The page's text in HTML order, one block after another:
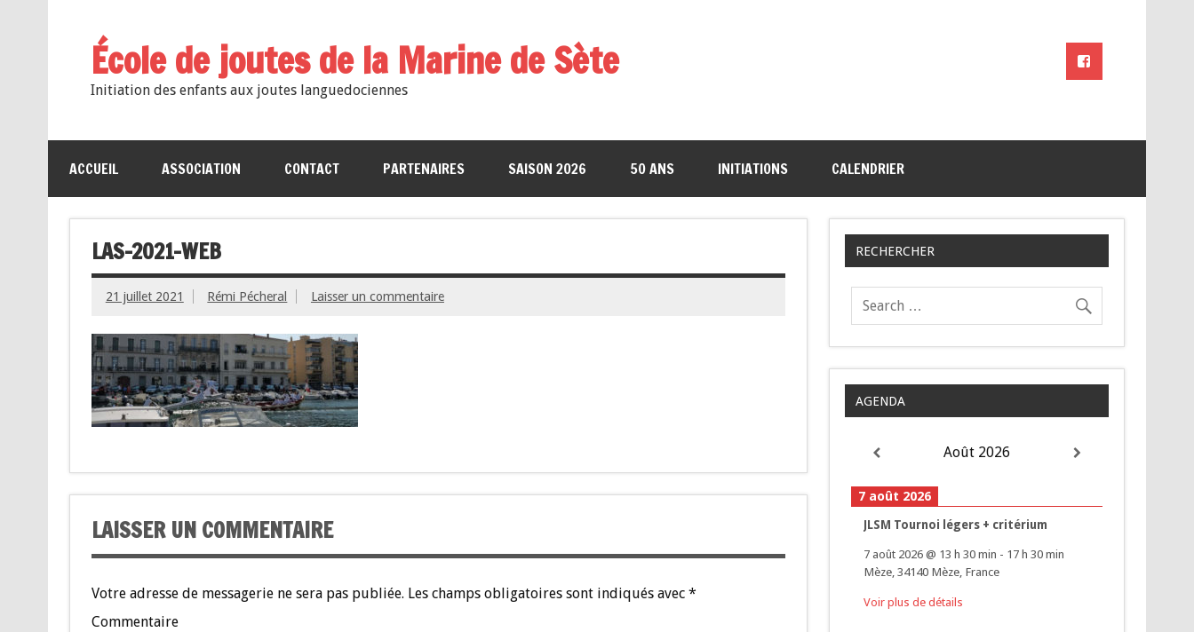
École de joutes de la Marine de Sète
Initiation des enfants aux joutes languedociennes
ACCUEIL ASSOCIATION CONTACT PARTENAIRES SAISON 2026 50 ANS INITIATIONS CALENDRIER
LAS-2021-WEB
21 juillet 2021 Rémi Pécheral Laisser un commentaire
LAISSER UN COMMENTAIRE
Votre adresse de messagerie ne sera pas publiée. Les champs obligatoires sont indiqués avec *
Commentaire
RECHERCHER
AGENDA
Août 2026
7 août 2026
JLSM Tournoi légers + critérium
7 août 2026@ 13 h 30 min - 17 h 30 min
Mèze, 34140 Mèze, France
Voir plus de détails